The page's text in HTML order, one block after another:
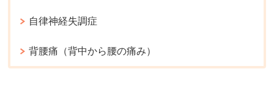
自律神経失調症
背腰痛（背中から腰の痛み）